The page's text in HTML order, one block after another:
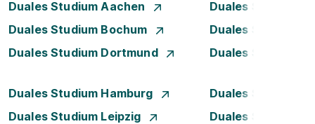
Duales Studium Aachen
Duales Studium
Duales Studium Bochum
Duales Studium
Duales Studium Dortmund
Duales Studium
Duales Studium Hamburg
Duales Studium
Duales Studium Leipzig
Duales Studium